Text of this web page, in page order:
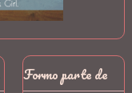
Formo parte de